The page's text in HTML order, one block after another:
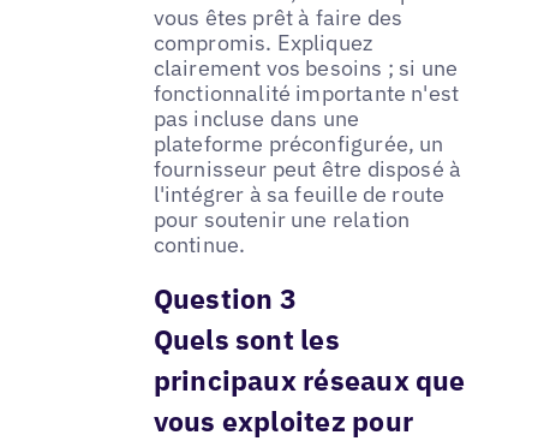
vous êtes prêt à faire des
compromis. Expliquez
clairement vos besoins ; si une
fonctionnalité importante n'est
pas incluse dans une
plateforme préconfigurée, un
fournisseur peut être disposé à
l'intégrer à sa feuille de route
pour soutenir une relation
continue.
Question 3
Quels sont les
principaux réseaux que
vous exploitez pour